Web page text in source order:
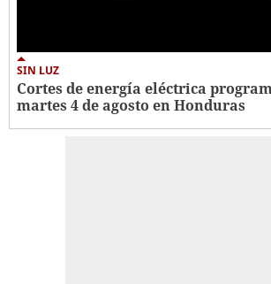
SIN LUZ
Cortes de energía eléctrica
martes 4 de agosto en Honduras